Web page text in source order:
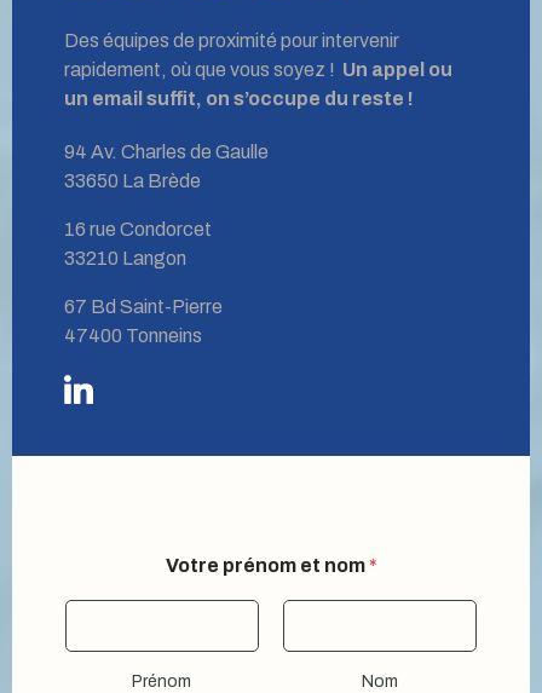
Des équipes de proximité pour intervenir
rapidement, où que vous soyez ! Un appel ou
un email suffit, on s’occupe du reste !
94 Av. Charles de Gaulle
33650 La Brède
16 rue Condorcet
33210 Langon
67 Bd Saint-Pierre
47400 Tonneins
Votre prénom et nom *
Prénom Nom